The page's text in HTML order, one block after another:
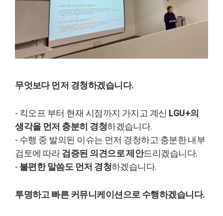
무엇보다 먼저 경청하겠습니다.
- 킥오프 부터 현재 시점까지 가지고 계신 LGU+의
생각을 먼저 충분히 경청하겠습니다.
- 수행 중 발의된 이슈는 먼저 경청하고 충분한 내부
검토에 따라검증된 의견으로 제안드리겠습니다.
- 불편한 말씀도 먼저 경청하겠습니다.
투명하고 빠른 커뮤니케이션으로 수행하겠습니다.